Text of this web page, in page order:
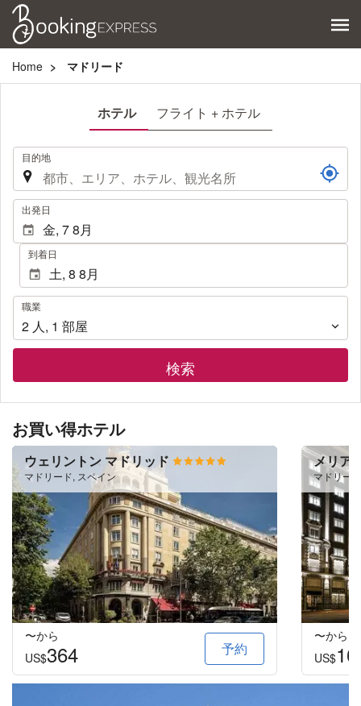
Home マドリード
ホテル フライト + ホテル
. 目的地
. 出発日
到着日
職
業
職業
2 人, 1 部屋
検索
お買い得ホテル
ウェリントン マドリッド
マドリード, スペイン
〜から
US$364 予約
メリア
マドリー
〜から
US$